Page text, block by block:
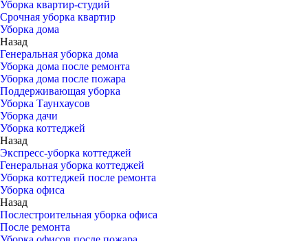
Уборка квартир-студий
Срочная уборка квартир
Уборка дома
Назад
Генеральная уборка дома
Уборка дома после ремонта
Уборка дома после пожара
Поддерживающая уборка
Уборка Таунхаусов
Уборка дачи
Уборка коттеджей
Назад
Экспресс-уборка коттеджей
Генеральная уборка коттеджей
Уборка коттеджей после ремонта
Уборка офиса
Назад
Послестроительная уборка офиса
После ремонта